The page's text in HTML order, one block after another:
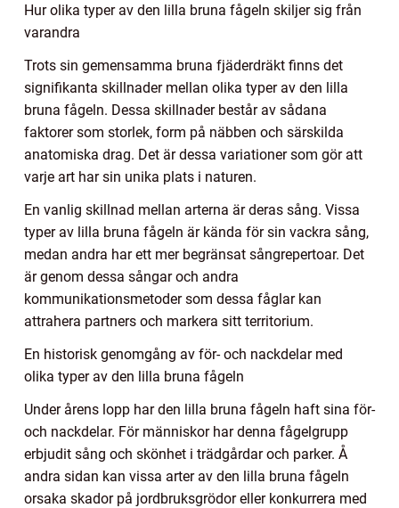
Hur olika typer av den lilla bruna fågeln skiljer sig från
varandra
Trots sin gemensamma bruna fjäderdräkt finns det
signifikanta skillnader mellan olika typer av den lilla
bruna fågeln. Dessa skillnader består av sådana
faktorer som storlek, form på näbben och särskilda
anatomiska drag. Det är dessa variationer som gör att
varje art har sin unika plats i naturen.
En vanlig skillnad mellan arterna är deras sång. Vissa
typer av lilla bruna fågeln är kända för sin vackra sång,
medan andra har ett mer begränsat sångrepertoar. Det
är genom dessa sångar och andra
kommunikationsmetoder som dessa fåglar kan
attrahera partners och markera sitt territorium.
En historisk genomgång av för- och nackdelar med
olika typer av den lilla bruna fågeln
Under årens lopp har den lilla bruna fågeln haft sina för-
och nackdelar. För människor har denna fågelgrupp
erbjudit sång och skönhet i trädgårdar och parker. Å
andra sidan kan vissa arter av den lilla bruna fågeln
orsaka skador på jordbruksgrödor eller konkurrera med